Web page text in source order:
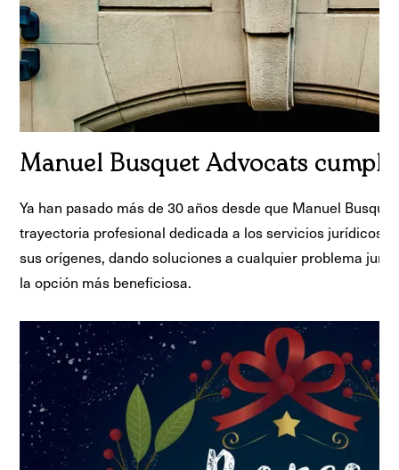
Manuel Busquet Advocats
Ya han pasado más de 30 años desde que Manuel
trayectoria profesional dedicada a los servicios jurídicos.
sus orígenes, dando soluciones a cualquier problema
la opción más beneficiosa.